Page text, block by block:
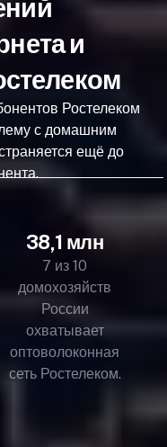
и
Ростелеком
с домашним
ещё до
38,1 млн
7 из 10
домохозяйств
России
охватывает
оптоволоконная
сеть Ростелеком.